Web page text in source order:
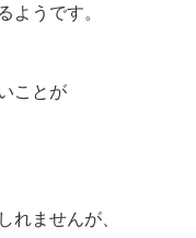
ようです。
ことが
れませんが、